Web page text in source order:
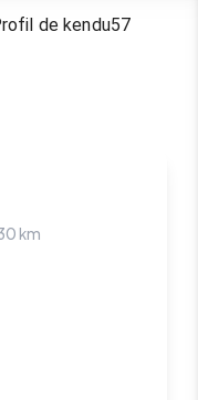
de kendu57
km